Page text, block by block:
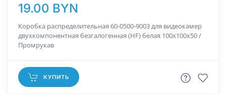
19.00 BYN
Коробка распределительная 60-0500-9003 для видеокамер
двухкомпонентная безгалогенная (HF) белая 100х100х50 /
Промрукав
КУПИТЬ